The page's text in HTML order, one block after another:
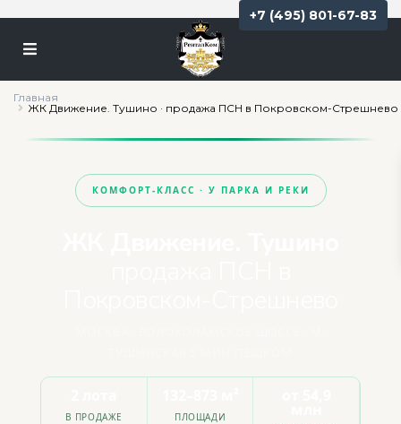
+7 (495) 801-67-83
Главная
ЖК Движение. Тушино · продажа ПСН в Покровском-Стрешнево
КОМФОРТ-КЛАСС · У ПАРКА И РЕКИ
В ПРОДАЖЕ ПЛОЩАДИ